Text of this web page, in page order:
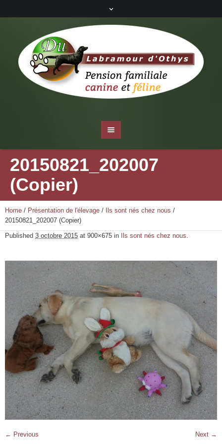
20150821_202007
(Copier)
Home / Présentation de l'élevage / Ils sont nés chez nous /
20150821_202007 (Copier)
Published 3 octobre 2015 at 900×675 in Ils sont nés chez nous.
← Previous Next →